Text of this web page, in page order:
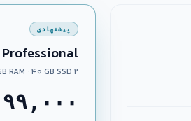
پیشنهادی
Professional
۲ Core · ۲ GB RAM · ۴۰ GB SSD · ترافیک نامحدود